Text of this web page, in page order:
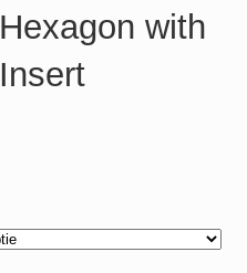
Hexagon with
Insert